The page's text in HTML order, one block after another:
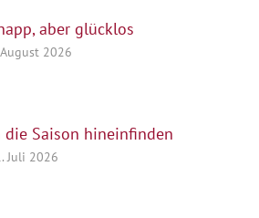
aber glücklos
2026
die Saison hineinfinden
Juli 2026